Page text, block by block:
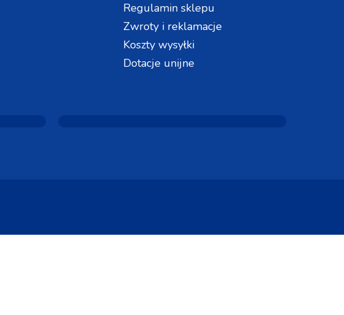
Regulamin sklepu
Zwroty i reklamacje
Koszty wysyłki
Dotacje unijne